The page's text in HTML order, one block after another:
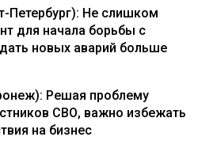
Петербург): Не слишком
для начала борьбы с
новых аварий больше
Решая проблему
СВО, важно избежать
на бизнес